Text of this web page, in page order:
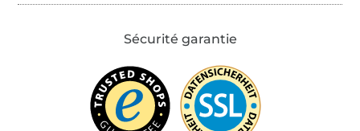
Sécurité garantie